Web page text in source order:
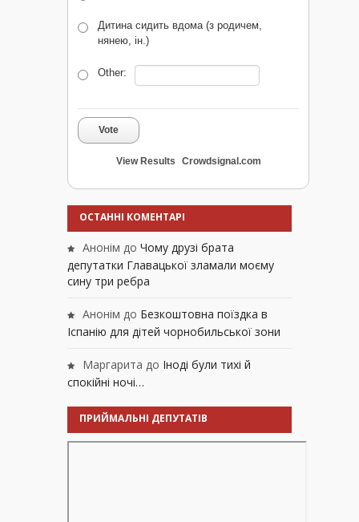
Дитина сидить вдома (з родичем,
нянею, ін.)
Other:
Vote
View Results Crowdsignal.com
ОСТАННІ КОМЕНТАРІ
Анонім до Чому друзі брата
депутатки Главацької зламали моєму
сину три ребра
Анонім до Безкоштовна поїздка в
Іспанію для дітей чорнобильської зони
Маргарита до Іноді були тихі й
спокійні ночі…
ПРИЙМАЛЬНІ ДЕПУТАТІВ